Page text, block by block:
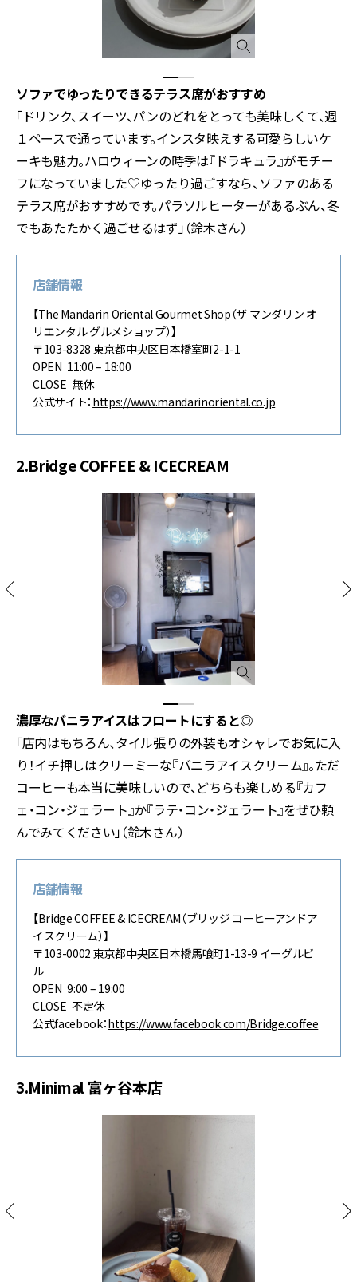
ソファでゆったりできるテラス席がおすすめ
「ドリンク、スイーツ、パンのどれをとっても美味しくて、週
１ペースで通っています。インスタ映えする可愛らしいケ
ーキも魅力。ハロウィーンの時季は『ドラキュラ』がモチー
フになっていました♡ゆったり過ごすなら、ソファのある
テラス席がおすすめです。パラソルヒーターがあるぶん、冬
でもあたたかく過ごせるはず」（鈴木さん）
店舗情報
【The Mandarin Oriental Gourmet Shop（ザ マンダリン オ
リエンタル グルメショップ）】
〒103-8328 東京都中央区日本橋室町2-1-1
OPEN｜11:00 – 18:00
CLOSE｜無休
公式サイト： https://www.mandarinoriental.co.jp
2.Bridge COFFEE & ICECREAM
濃厚なバニラアイスはフロートにすると◎
「店内はもちろん、タイル張りの外装もオシャレでお気に入
り！イチ押しはクリーミーな『バニラアイスクリーム』。ただ
コーヒーも本当に美味しいので、どちらも楽しめる『カフ
ェ・コン・ジェラート』か『ラテ・コン・ジェラート』をぜひ頼
んでみてください」（鈴木さん）
店舗情報
【Bridge COFFEE & ICECREAM（ブリッジ コーヒーアンドア
イスクリーム）】
〒103-0002 東京都中央区日本橋馬喰町1-13-9 イーグルビ
ル
OPEN｜9:00 – 19:00
CLOSE｜不定休
公式facebook：https://www.facebook.com/Bridge.coffee
3.Minimal 富ヶ谷本店